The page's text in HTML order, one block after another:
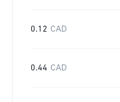
0.12 CAD
0.44 CAD